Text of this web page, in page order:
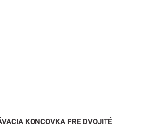
KONCOVKA PRE DVOJITÉ